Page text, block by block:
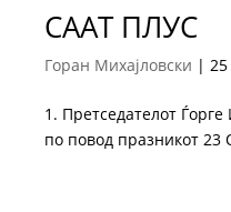
СААТ ПЛУС
Горан Михајловски |
1. Претседателот
по повод празникот 23